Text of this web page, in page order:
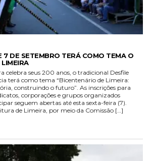
7 DE SETEMBRO TERÁ COMO TEMA O
celebra seus 200 anos, o tradicional Desfile
terá como tema “Bicentenário de Limeira:
construindo o futuro”. As inscrições para
corporações e grupos organizados
seguem abertas até esta sexta-feira (7).
de Limeira, por meio da Comissão […]